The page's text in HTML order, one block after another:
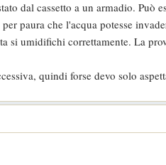
dal cassetto a un armadio. Può
paura che l'acqua potesse
si umidifichi correttamente. La
quindi forse devo solo